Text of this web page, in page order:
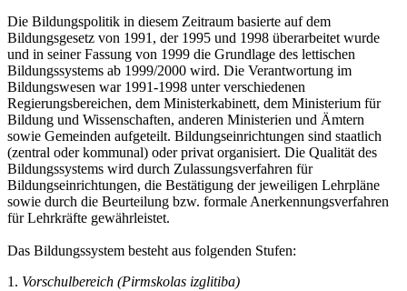
Die Bildungspolitik in diesem Zeitraum basierte auf dem
Bildungsgesetz von 1991, der 1995 und 1998 überarbeitet wurde
und in seiner Fassung von 1999 die Grundlage des lettischen
Bildungssystems ab 1999/2000 wird. Die Verantwortung im
Bildungswesen war 1991-1998 unter verschiedenen
Regierungsbereichen, dem Ministerkabinett, dem Ministerium für
Bildung und Wissenschaften, anderen Ministerien und Ämtern
sowie Gemeinden aufgeteilt. Bildungseinrichtungen sind staatlich
(zentral oder kommunal) oder privat organisiert. Die Qualität des
Bildungssystems wird durch Zulassungsverfahren für
Bildungseinrichtungen, die Bestätigung der jeweiligen Lehrpläne
sowie durch die Beurteilung bzw. formale Anerkennungsverfahren
für Lehrkräfte gewährleistet.
Das Bildungssystem besteht aus folgenden Stufen:
1. Vorschulbereich (Pirmskolas izglitiba)